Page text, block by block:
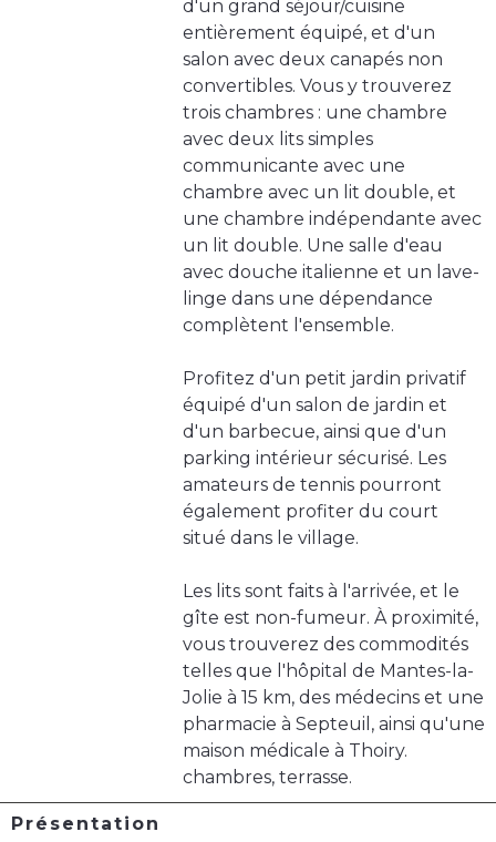
d'un grand séjour/cuisine
entièrement équipé, et d'un
salon avec deux canapés non
convertibles. Vous y trouverez
trois chambres : une chambre
avec deux lits simples
communicante avec une
chambre avec un lit double, et
une chambre indépendante avec
un lit double. Une salle d'eau
avec douche italienne et un lave-
linge dans une dépendance
complètent l'ensemble.
Profitez d'un petit jardin privatif
équipé d'un salon de jardin et
d'un barbecue, ainsi que d'un
parking intérieur sécurisé. Les
amateurs de tennis pourront
également profiter du court
situé dans le village.
Les lits sont faits à l'arrivée, et le
gîte est non-fumeur. À proximité,
vous trouverez des commodités
telles que l'hôpital de Mantes-la-
Jolie à 15 km, des médecins et une
pharmacie à Septeuil, ainsi qu'une
maison médicale à Thoiry.
chambres, terrasse.
Présentation